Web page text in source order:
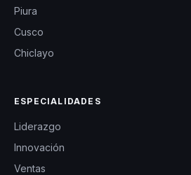
Piura
Cusco
Chiclayo
ESPECIALIDADES
Liderazgo
Innovación
Ventas